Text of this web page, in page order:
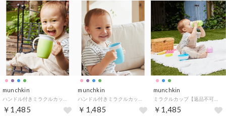
munchkin
￥1,485
munchkin
￥1,485
munchkin
ミラクルカップ【返品不可商品】 （グリーン）
￥1,485